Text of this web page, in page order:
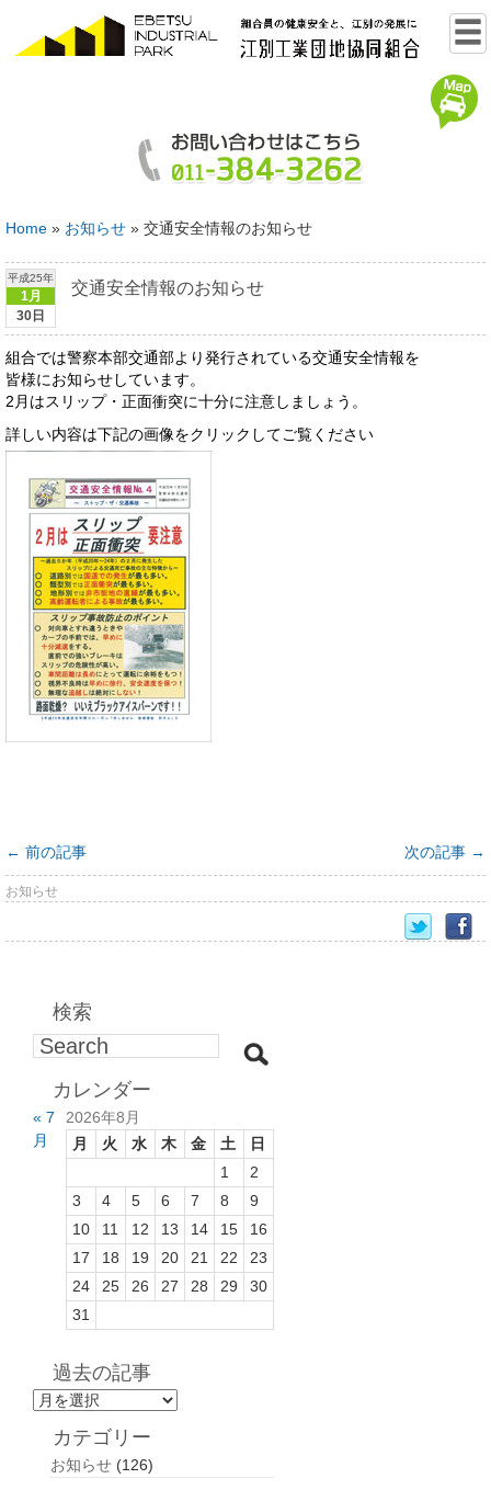
Home » お知らせ » 交通安全情報のお知らせ
平成25年
1月
30日
交通安全情報のお知らせ
組合では警察本部交通部より発行されている交通安全情報を
皆様にお知らせしています。
2月はスリップ・正面衝突に十分に注意しましょう。
詳しい内容は下記の画像をクリックしてご覧ください
← 前の記事 次の記事 →
お知らせ
検索
カレンダー
2026年8月
月
火 水 木 金 土
日
1
2
3
4 5 6 7 8
9
10
11 12 13 14 15
16
17
18 19 20 21 22
23
24
25 26 27 28 29
30
31
« 7
月
過去の記事
過
カテゴリー
お知らせ (126)